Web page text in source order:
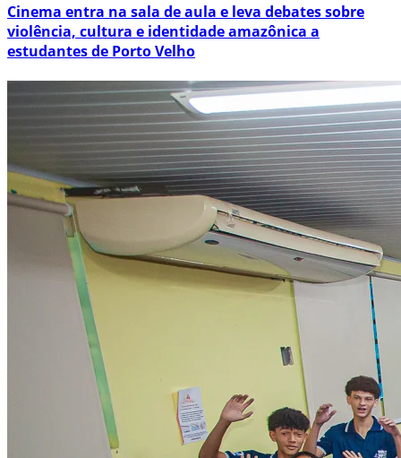
Cinema entra na sala de aula e leva debates sobre
violência, cultura e identidade amazônica a
estudantes de Porto Velho